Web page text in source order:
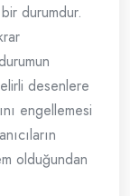
durumdur.
desenlere
engellemesi
olduğundan